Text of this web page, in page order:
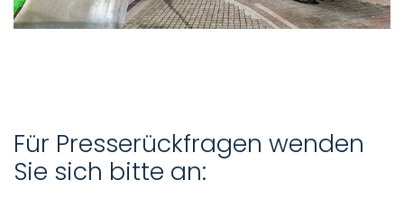
Für Presserückfragen wenden
Sie sich bitte an: